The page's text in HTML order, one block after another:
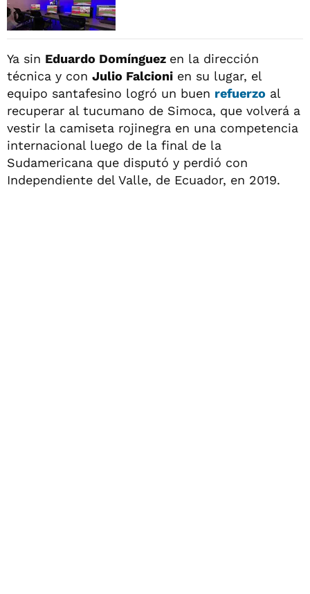
Ya sin Eduardo Domínguez en la dirección
técnica y con Julio Falcioni en su lugar, el
equipo santafesino logró un buen refuerzo al
recuperar al tucumano de Simoca, que volverá a
vestir la camiseta rojinegra en una competencia
internacional luego de la final de la
Sudamericana que disputó y perdió con
Independiente del Valle, de Ecuador, en 2019.